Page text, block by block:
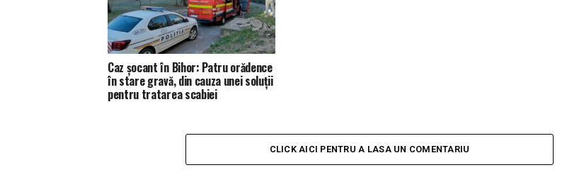
Caz șocant în Bihor: Patru orădence
în stare gravă, din cauza unei soluții
pentru tratarea scabiei
CLICK AICI PENTRU A LASA UN COMENTARIU